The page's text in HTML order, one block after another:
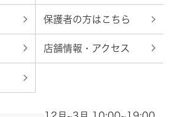
保護者の方はこちら
店舗情報・アクセス